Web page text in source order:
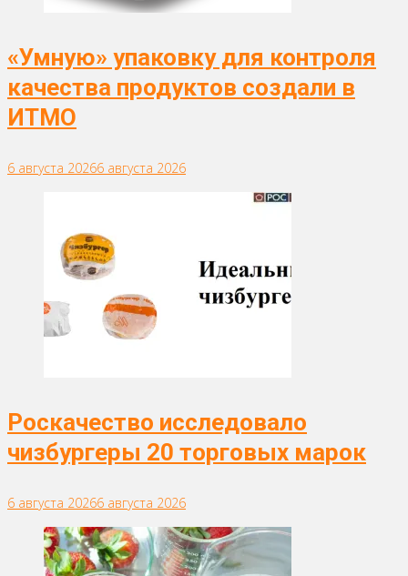
«Умную» упаковку для контроля
качества продуктов создали в
ИТМО
6 августа 20266 августа 2026
Роскачество исследовало
чизбургеры 20 торговых марок
6 августа 20266 августа 2026